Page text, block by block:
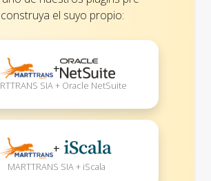
el suyo propio:
+
SIA + Oracle NetSuite
+
MARTTRANS SIA + iScala